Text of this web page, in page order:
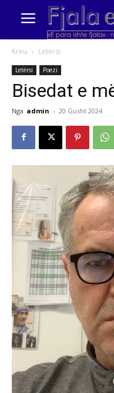
Kreu Letërsi
Letërsi Poezi
Bisedat e
Nga admin - 20 Gusht 2024